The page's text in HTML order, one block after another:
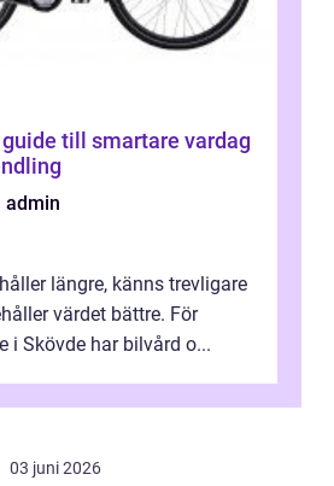
admin
längre, känns trevligare
värdet bättre. För
i Skövde har bilvård o...
03 juni 2026